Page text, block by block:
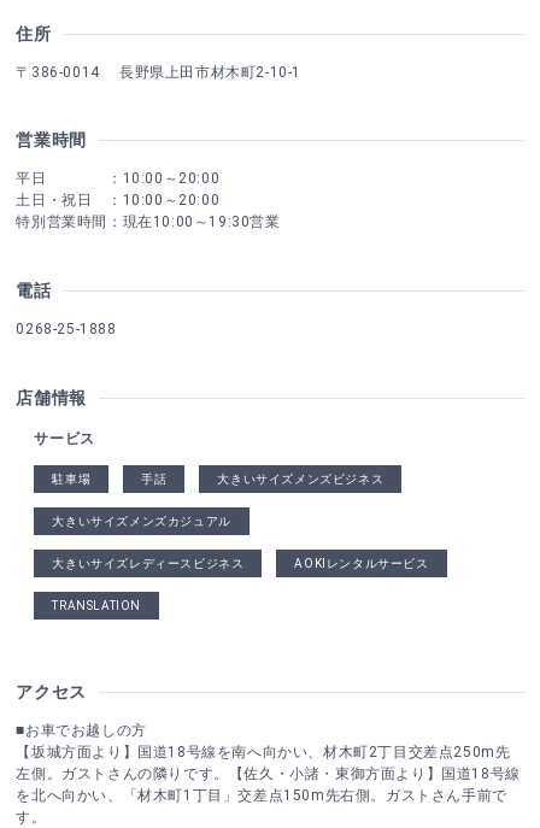
住所
〒386-0014 長野県上田市材木町2-10-1
営業時間
平日 ：10:00～20:00
土日・祝日 ：10:00～20:00
特別営業時間：現在10:00～19:30営業
電話
0268-25-1888
店舗情報
サービス
駐車場 手話 大きいサイズメンズビジネス
大きいサイズメンズカジュアル
大きいサイズレディースビジネス AOKIレンタルサービス
TRANSLATION
アクセス
■お車でお越しの方
【坂城方面より】国道18号線を南へ向かい、材木町2丁目交差点250m先
左側。ガストさんの隣りです。【佐久・小諸・東御方面より】国道18号線
を北へ向かい、「材木町1丁目」交差点150m先右側。ガストさん手前で
す。